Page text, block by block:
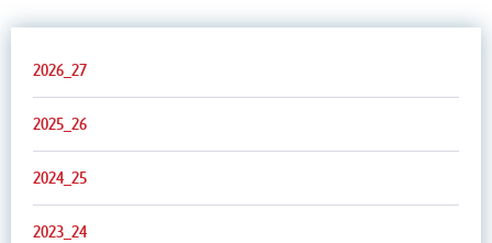
2026_27
2025_26
2024_25
2023_24